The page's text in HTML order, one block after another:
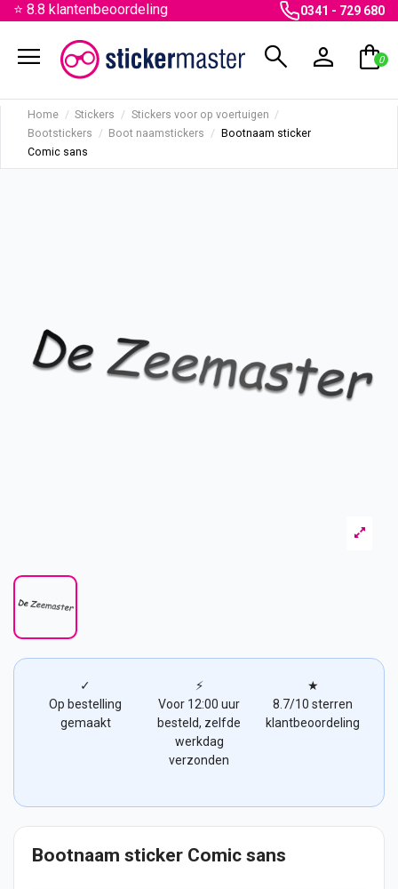
⭐ 8.8 klantenbeoordeling 0341 - 729 680
menu search person shopping_bag
0
Home Stickers
Stickers voor op voertuigen
Bootstickers
Boot naamstickers
Bootnaam sticker
Comic sans
✓
Op bestelling
gemaakt
⚡
Voor 12:00 uur
besteld, zelfde
werkdag
verzonden
★
8.7/10 sterren
klantbeoordeling
Bootnaam sticker Comic sans